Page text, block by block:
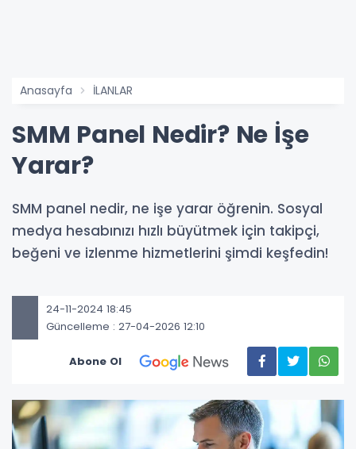
Anasayfa İLANLAR
SMM Panel Nedir? Ne İşe
Yarar?
SMM panel nedir, ne işe yarar öğrenin. Sosyal
medya hesabınızı hızlı büyütmek için takipçi,
beğeni ve izlenme hizmetlerini şimdi keşfedin!
24-11-2024 18:45
Güncelleme : 27-04-2026 12:10
Abone Ol